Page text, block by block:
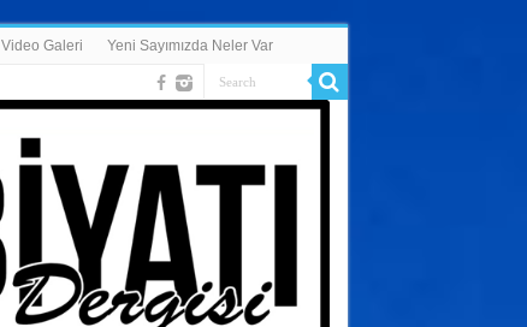
Video Galeri Yeni Sayımızda Neler Var